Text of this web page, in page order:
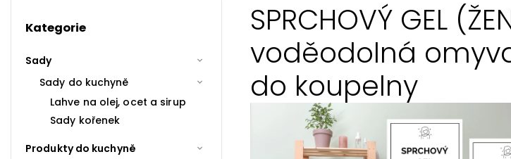
Kategorie
Sady
Sady do kuchyně
Lahve na olej, ocet a sirup
Sady kořenek
Produkty do kuchyně
SPRCHOVÝ GEL
voděodolná
do koupelny